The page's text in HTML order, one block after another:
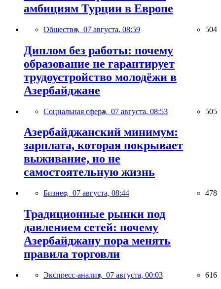
амбициям Турции в Европе
Общество, 07 августа, 08:59 504
Диплом без работы: почему
образование не гарантирует
трудоустройство молодёжи в
Азербайджане
Социальная сфера, 07 августа, 08:53 505
Азербайджанский минимум:
зарплата, которая покрывает
выживание, но не
самостоятельную жизнь
Бизнес, 07 августа, 08:44 478
Традиционные рынки под
давлением сетей: почему
Азербайджану пора менять
правила торговли
Экспресс-анализ, 07 августа, 00:03 616